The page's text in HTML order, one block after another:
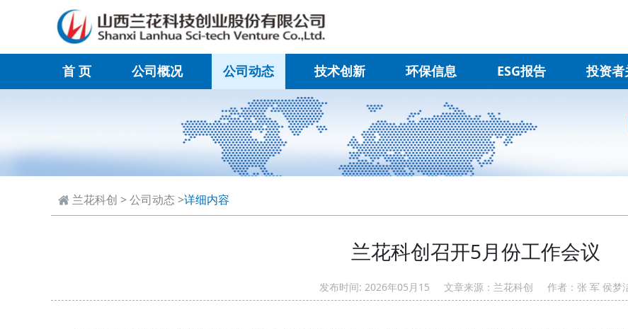
首 页 公司概况 公司动态 技术创新 环保信息 ESG报告 投资者
兰花科创 >公司动态 >详细内容
兰花科创召开5月份工作会议
发布时间: 2026年05月15 文章来源：兰花科创 作者：张 军 侯梦